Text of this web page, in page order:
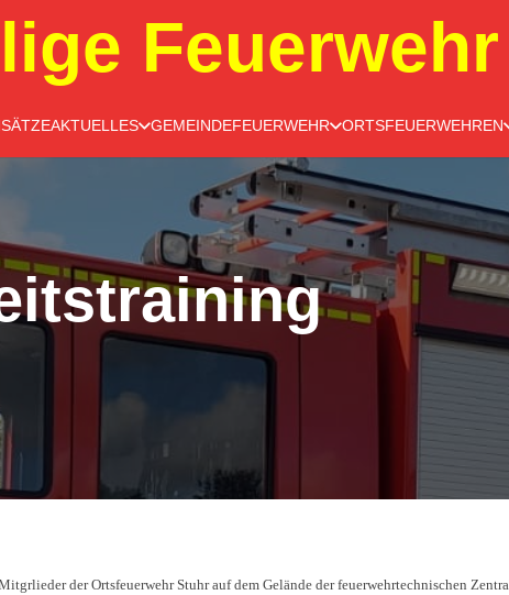
AKTUELLES GEMEINDEFEUERWEHR ORTSFEUERWEHREN
der Ortsfeuerwehr Stuhr auf dem Gelände der feuerwehrtechnischen